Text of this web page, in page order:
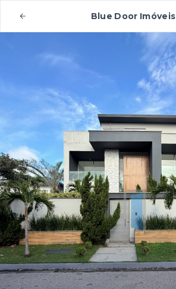
Blue Door Imóveis